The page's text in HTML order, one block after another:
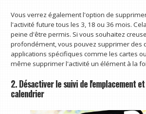
Vous verrez également l'option de
l'activité future tous les 3, 18 ou 36 mois.
peine d'être permis. Si vous souhaitez
profondément, vous pouvez supprimer des
applications spécifiques comme les cartes
même supprimer l'activité un élément à la
2. Désactiver le suivi de l'emplacement
calendrier